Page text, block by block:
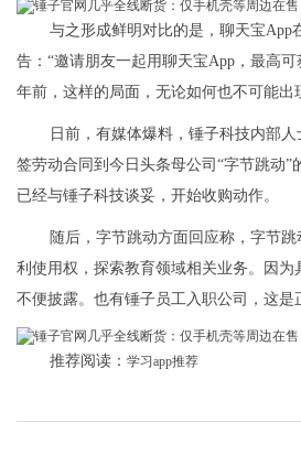
与之形成鲜明对比的是，聊天宝App
告：“邀请朋友一起用聊天宝App，最高
年前，这样的局面，无论如何也不可能出
日前，有媒体爆料，锤子科技内部
签劳动合同到今日头条母公司“字节跳动”
已经与锤子科技谈妥，开始收购动作。
随后，字节跳动方面回应称，字节
利使用权，探索教育领域相关业务。因为
不便披露。也有锤子员工入职公司，这是
推荐阅读： 学习app推荐